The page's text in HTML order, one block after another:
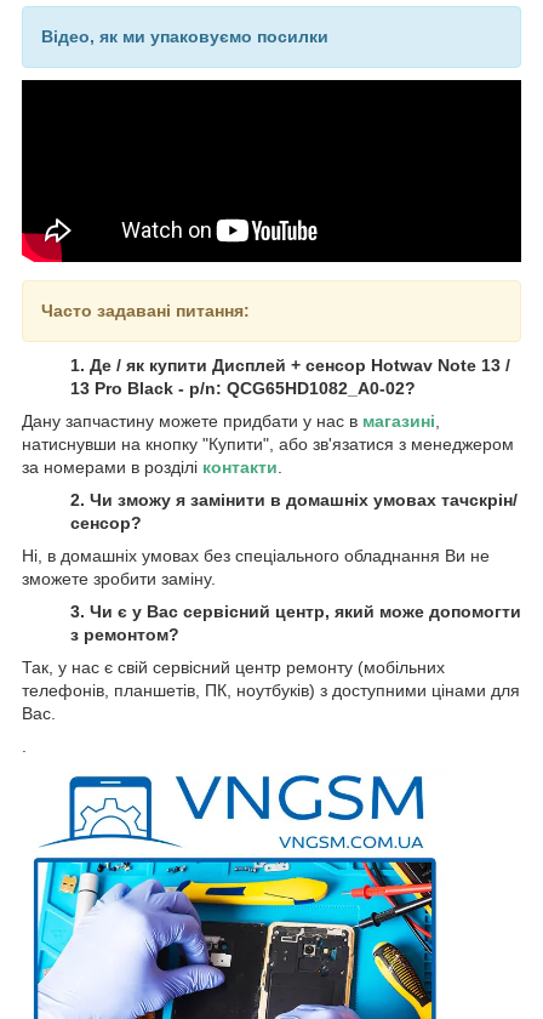
Відео, як ми упаковуємо посилки
Часто задавані питання:
1. Де / як купити Дисплей + сенсор Hotwav Note 13 /
13 Pro Black - p/n: QCG65HD1082_A0-02?
Дану запчастину можете придбати у нас в магазині
натиснувши на кнопку "Купити", або зв'язатися з менеджером
за номерами в розділі контакти
2. Чи зможу я замінити в домашніх умовах тачскрін/
сенсор?
Ні, в домашніх умовах без спеціального обладнання Ви не
зможете зробити заміну.
3. Чи є у Вас сервісний центр, який може допомогти
з ремонтом?
Так, у нас є свій сервісний центр ремонту (мобільних
телефонів, планшетів, ПК, ноутбуків) з доступними цінами для
Вас.